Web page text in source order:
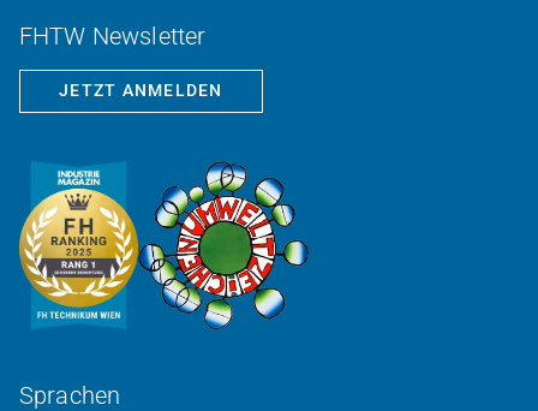
FHTW Newsletter
JETZT ANMELDEN
Sprachen